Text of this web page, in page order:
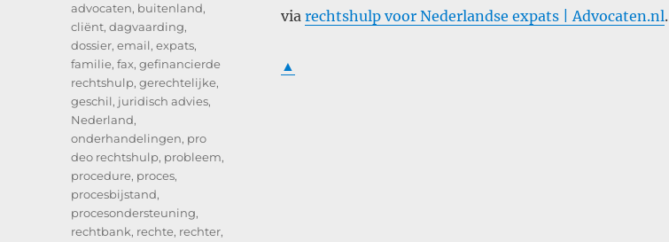
via rechtshulp voor Nederlandse expats | Advocaten.nl.
▲
advocaten, buitenland,
cliënt,dagvaarding,
dossier,email,expats,
familie,fax,gefinancierde
rechtshulp,gerechtelijke,
geschil, juridisch advies,
Nederland,
onderhandelingen, pro
deo rechtshulp, probleem,
procedure, proces,
procesbijstand,
procesondersteuning,
rechtbank, rechte, rechter,